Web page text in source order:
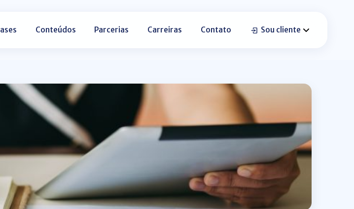
Conteúdos Parcerias Carreiras Contato Sou cliente